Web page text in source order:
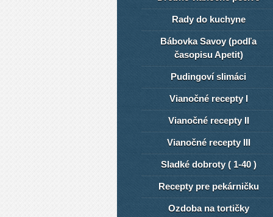
Rady do kuchyne
Bábovka Savoy (podľa
časopisu Apetit)
Pudingoví slimáci
Vianočné recepty I
Vianočné recepty II
Vianočné recepty III
Sladké dobroty ( 1-40 )
Recepty pre pekárničku
Ozdoba na tortičky